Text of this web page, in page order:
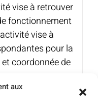
aux
vise à retrouver
fonctionnement
vise à
pour la
coordonnée de
quoi ?